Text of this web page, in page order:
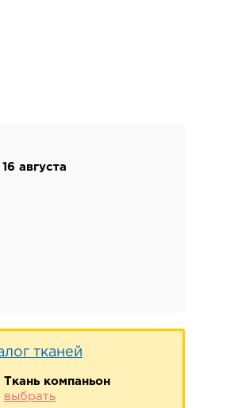
августа
тканей
Ткань компаньон
выбрать